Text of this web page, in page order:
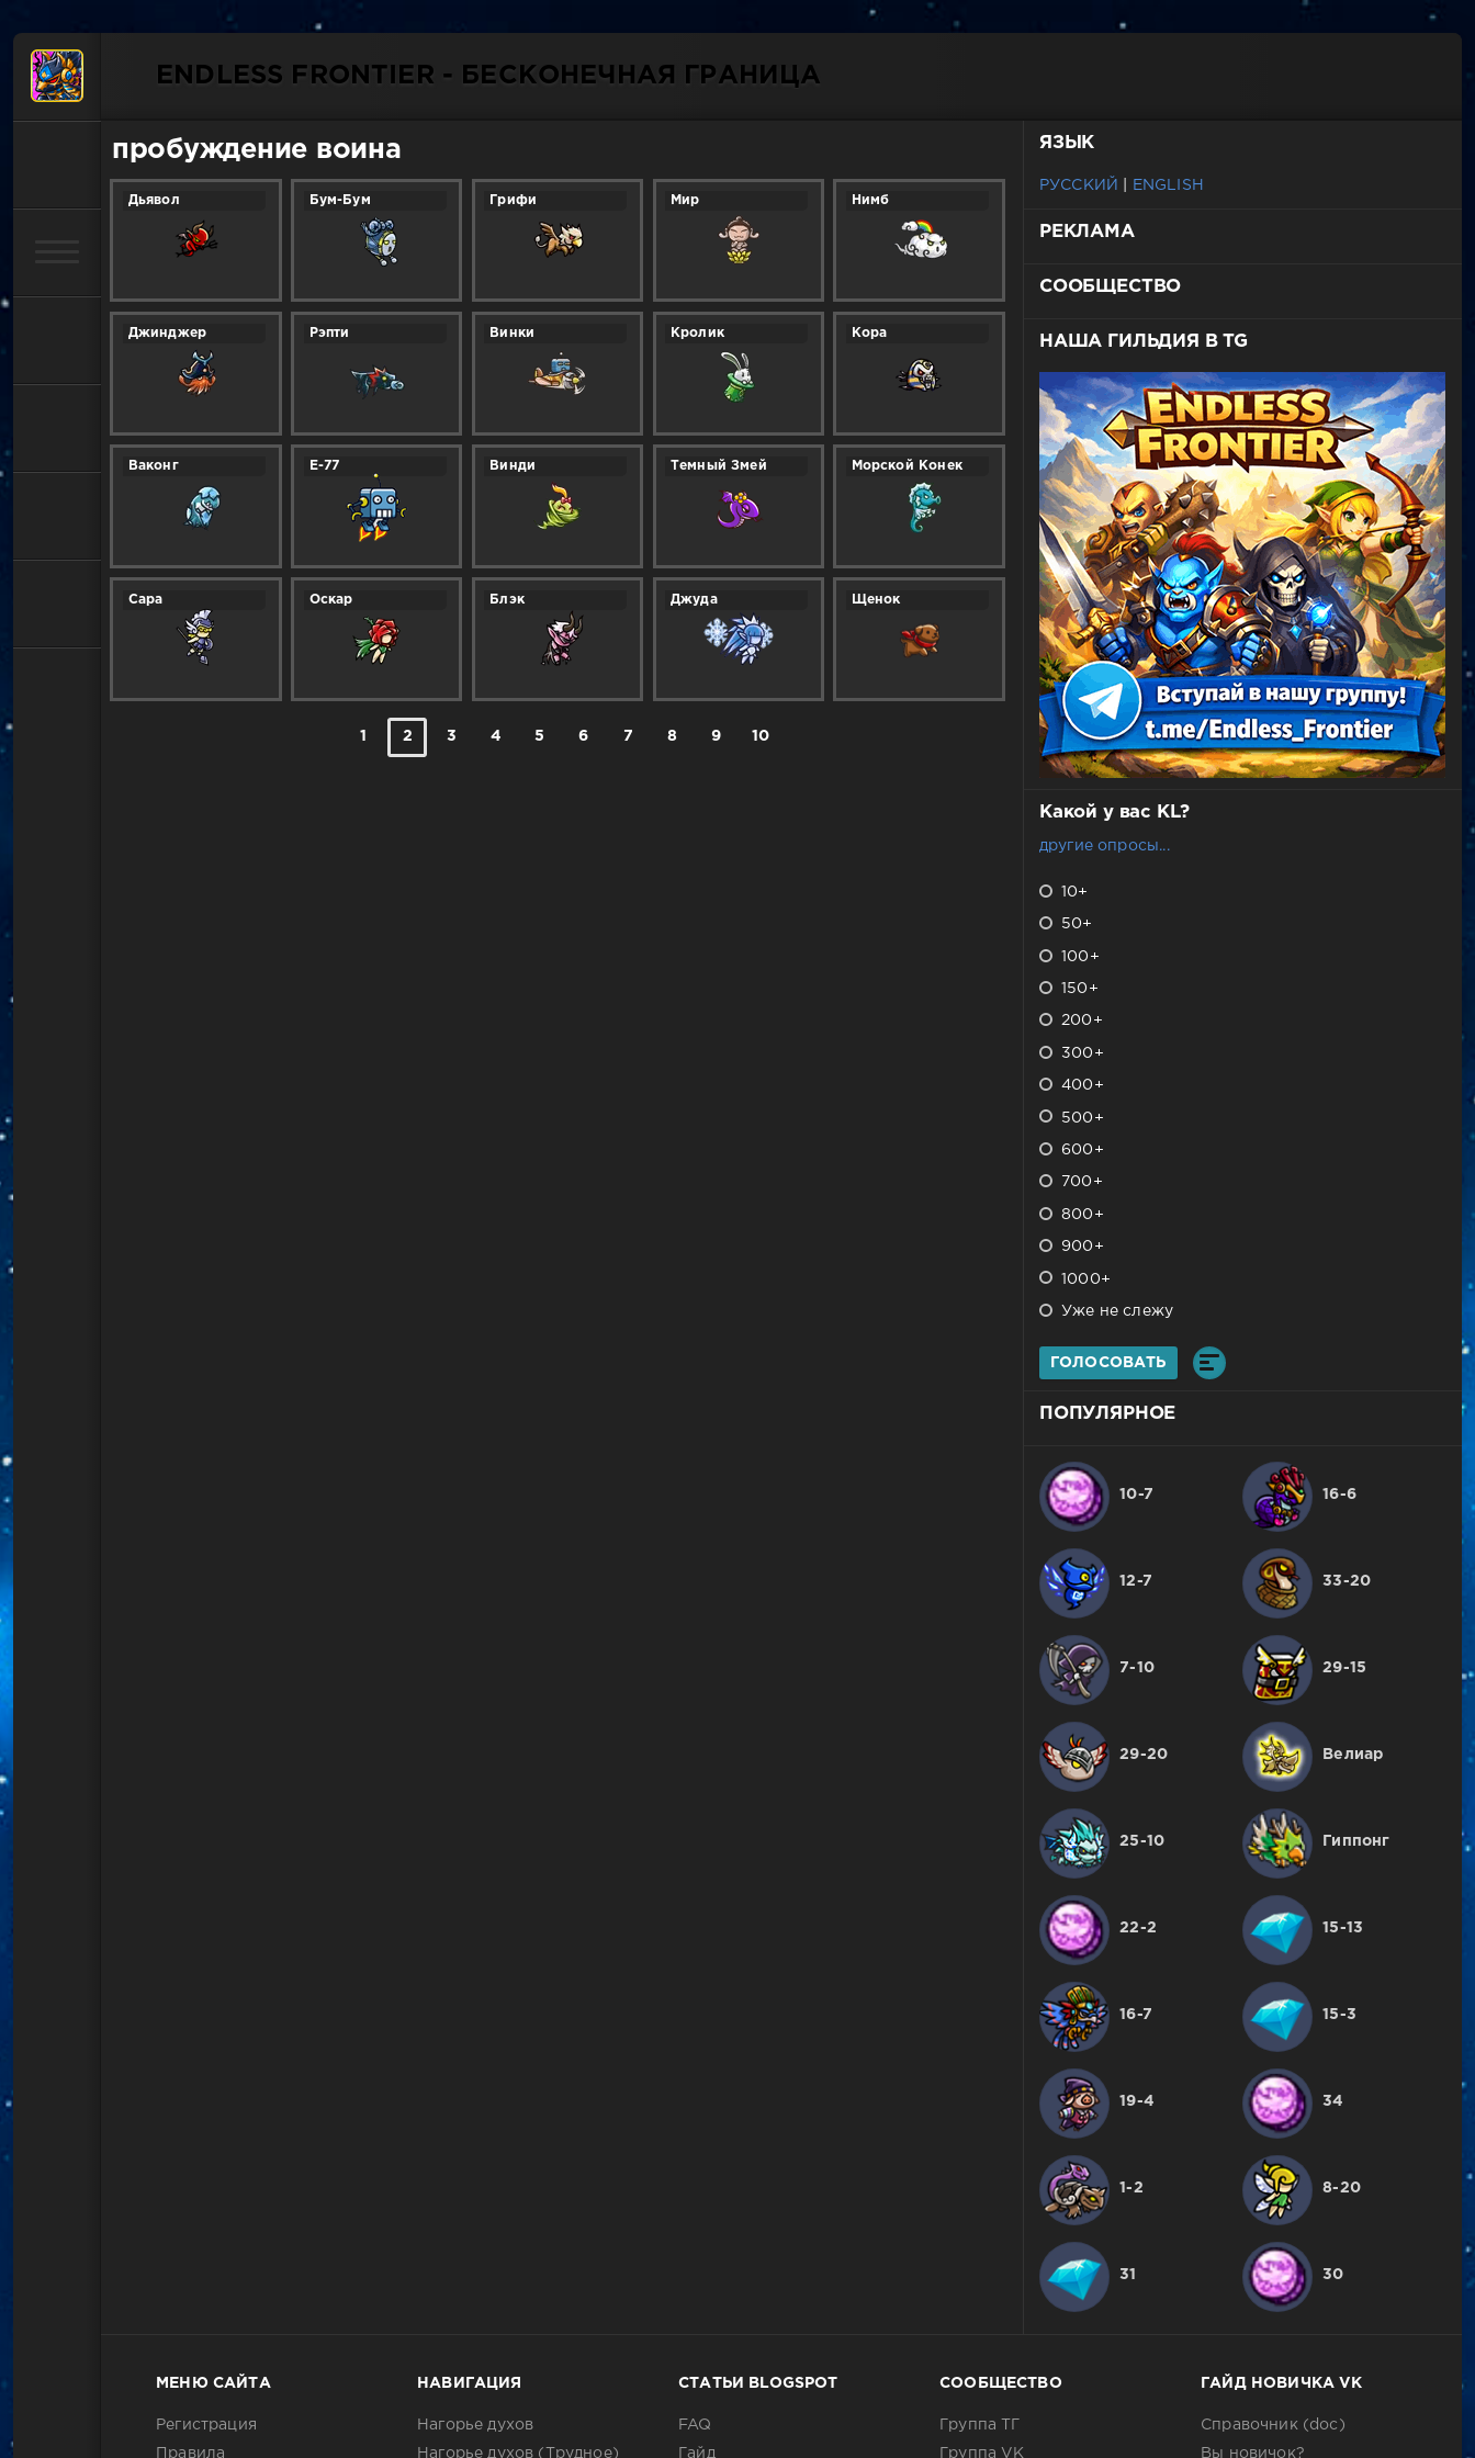
ENDLESS FRONTIER - БЕСКОНЕЧНАЯ ГРАНИЦА
пробуждение воина
Дьявол Бум-Бум Грифи Мир Нимб
Джинджер Рэпти Винки Кролик Кора
Ваконг E-77 Винди Темный Змей Морской Конек
Сара Оскар Блэк Джуда Щенок
1 2 3 4 5 6 7 8 9 10
ЯЗЫК
РУССКИЙ ENGLISH
РЕКЛАМА
СООБЩЕСТВО
НАША ГИЛЬДИЯ В TG
Какой у вас KL?
другие опросы...
10+
50+
100+
150+
200+
300+
400+
500+
600+
700+
800+
900+
1000+
Уже не слежу
ГОЛОСОВАТЬ
ПОПУЛЯРНОЕ
10-7 16-6
12-7 33-20
7-10 29-15
29-20 Велиар
25-10 Гиппонг
22-2 15-13
16-7 15-3
19-4 34
1-2 8-20
31 30
МЕНЮ САЙТА
Регистрация
Правила
НАВИГАЦИЯ
Нагорье духов
Нагорье духов (Трудное)
СТАТЬИ BLOGSPOT
FAQ
Гайд
СООБЩЕСТВО
Группа ТГ
Группа VK
ГАЙД НОВИЧКА VK
Справочник (doc)
Вы новичок?